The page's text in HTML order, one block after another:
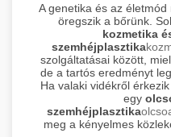
A genetika és az
öregszik a bőrünk.
kozmetika
szemhéjplasztika
szolgáltatásai között,
de a tartós eredményt
Ha valaki vidékről
egy
szemhéjplasztika
meg a kényelmes